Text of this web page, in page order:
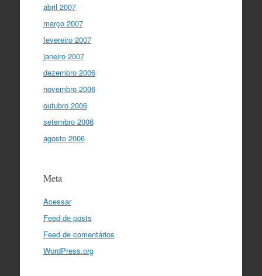
abril 2007
março 2007
fevereiro 2007
janeiro 2007
dezembro 2006
novembro 2006
outubro 2006
setembro 2006
agosto 2006
Meta
Acessar
Feed de posts
Feed de comentários
WordPress.org